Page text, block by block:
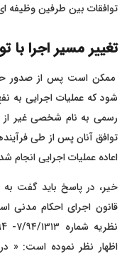
توافقات بین طرفین
تغییر مسیر اجرا با
ممکن است پس از صدور
شود که عملیات اجرایی به
رسمی به نام شخصی غیر از
توافق آنان پس از طی
اعاده عملیات اجرایی انجام
قانون اجرای احکام مدنی
اظهار نظر نموده است: « در